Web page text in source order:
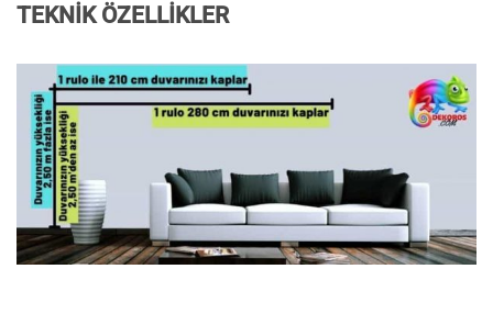
TEKNİK ÖZELLİKLER